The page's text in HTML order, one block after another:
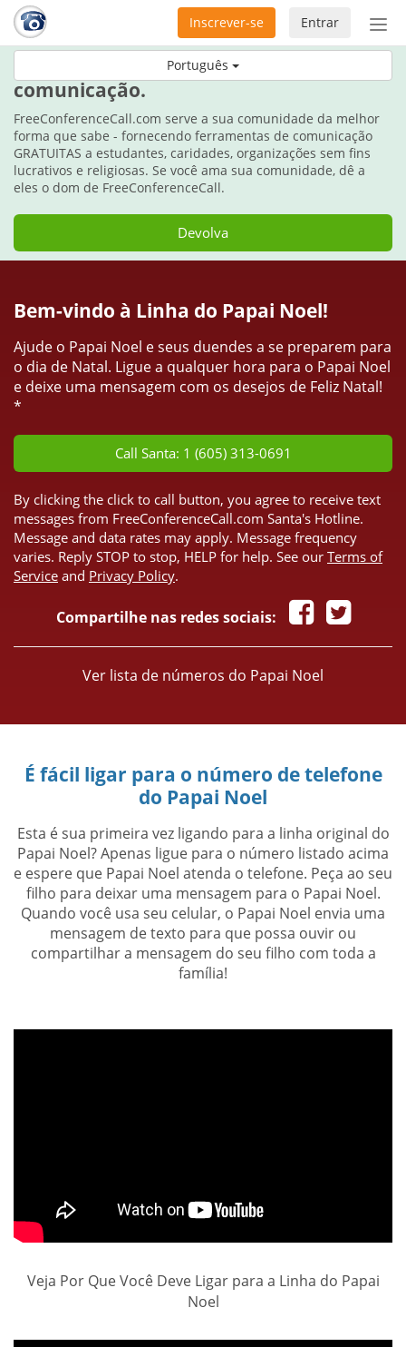
Português
Entrar
Inscrever-se
Durante as festas, dê o dom da
comunicação.
FreeConferenceCall.com serve a sua comunidade da melhor
forma que sabe - fornecendo ferramentas de comunicação
GRATUITAS a estudantes, caridades, organizações sem fins
lucrativos e religiosas. Se você ama sua comunidade, dê a
eles o dom de FreeConferenceCall.
Devolva
Bem-vindo à Linha do Papai Noel!
Ajude o Papai Noel e seus duendes a se preparem para
o dia de Natal. Ligue a qualquer hora para o Papai Noel
e deixe uma mensagem com os desejos de Feliz Natal!
*
Call Santa: 1 (605) 313-0691
By clicking the click to call button, you agree to receive text
messages from FreeConferenceCall.com Santa's Hotline.
Message and data rates may apply. Message frequency
varies. Reply STOP to stop, HELP for help. See our Terms of
Service and Privacy Policy.
Compartilhe nas redes sociais:
Ver lista de números do Papai Noel
É fácil ligar para o número de telefone
do Papai Noel
Esta é sua primeira vez ligando para a linha original do
Papai Noel? Apenas ligue para o número listado acima
e espere que Papai Noel atenda o telefone. Peça ao seu
filho para deixar uma mensagem para o Papai Noel.
Quando você usa seu celular, o Papai Noel envia uma
mensagem de texto para que possa ouvir ou
compartilhar a mensagem do seu filho com toda a
família!
Veja Por Que Você Deve Ligar para a Linha do Papai
Noel